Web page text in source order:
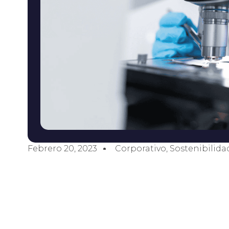
Febrero 20, 2023 Corporativo,